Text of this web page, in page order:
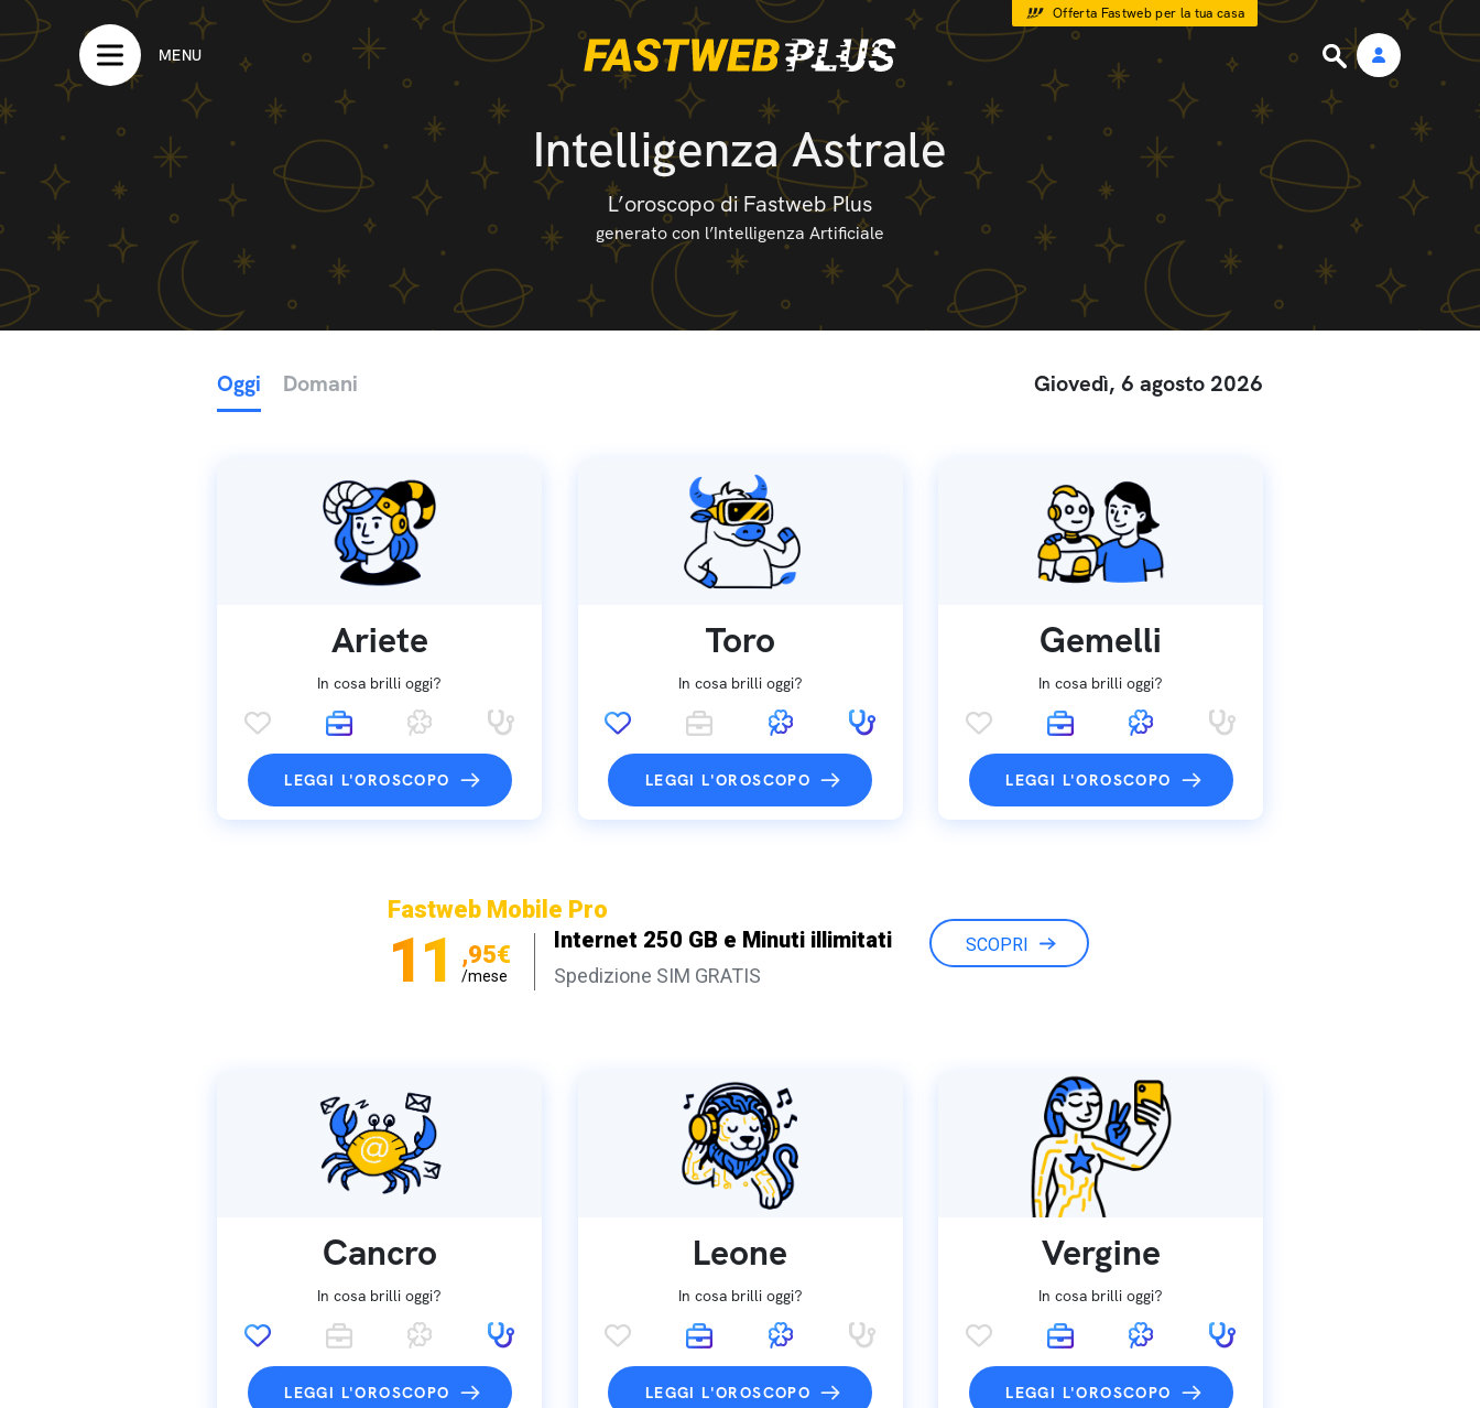
Offerta Fastweb per la tua casa
MENU
Intelligenza Astrale
L’oroscopo di Fastweb Plus
generato con l’Intelligenza Artificiale
Oggi Domani Giovedì, 6 agosto 2026
Ariete
In cosa brilli oggi?
LEGGI L'OROSCOPO
Toro
In cosa brilli oggi?
LEGGI L'OROSCOPO
Gemelli
In cosa brilli oggi?
LEGGI L'OROSCOPO
Fastweb Mobile Pro
11 ,95€
/mese
Internet 250 GB e Minuti illimitati
Spedizione SIM GRATIS
SCOPRI
Cancro
In cosa brilli oggi?
LEGGI L'OROSCOPO
Leone
In cosa brilli oggi?
LEGGI L'OROSCOPO
Vergine
In cosa brilli oggi?
LEGGI L'OROSCOPO